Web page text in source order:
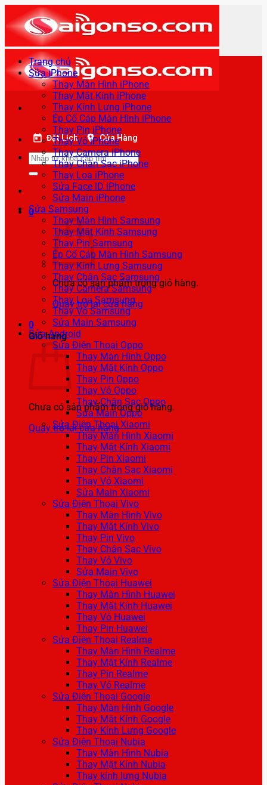
qua
nội
dung
Đặt Lịch Cửa Hàng
Tìm
kiếm:
0
Chưa có sản phẩm trong giỏ hàng.
Quay trở lại cửa hàng
0
Giỏ hàng
Chưa có sản phẩm trong giỏ hàng.
Quay trở lại cửa hàng
Trang chủ
Sửa iPhone
Thay Màn Hình iPhone
Thay Mặt Kính iPhone
Thay Kính Lưng iPhone
Ép Cổ Cáp Màn Hình iPhone
Thay Pin iPhone
Thay Vỏ iPhone
Thay Camera iPhone
Thay Chân Sạc iPhone
Thay Loa iPhone
Sửa Face ID iPhone
Sửa Main iPhone
Sửa Samsung
Thay Màn Hình Samsung
Thay Mặt Kính Samsung
Thay Pin Samsung
Ép Cổ Cáp Màn Hình Samsung
Thay Kính Lưng Samsung
Thay Chân Sạc Samsung
Thay Camera Samsung
Thay Loa Samsung
Thay Vỏ Samsung
Sửa Main Samsung
Sửa Android
Sửa Điện Thoại Oppo
Thay Màn Hình Oppo
Thay Mặt Kính Oppo
Thay Pin Oppo
Thay Vỏ Oppo
Thay Chân Sạc Oppo
Sửa Main Oppo
Sửa Điện Thoại Xiaomi
Thay Màn Hình Xiaomi
Thay Mặt Kính Xiaomi
Thay Pin Xiaomi
Thay Chân Sạc Xiaomi
Thay Vỏ Xiaomi
Sửa Main Xiaomi
Sửa Điện Thoại Vivo
Thay Màn Hình Vivo
Thay Mặt Kính Vivo
Thay Pin Vivo
Thay Chân Sạc Vivo
Thay Vỏ Vivo
Sửa Main Vivo
Sửa Điện Thoại Huawei
Thay Màn Hình Huawei
Thay Mặt Kính Huawei
Thay Vỏ Huawei
Thay Pin Huawei
Sửa Điện Thoại Realme
Thay Màn Hình Realme
Thay Mặt Kính Realme
Thay Pin Realme
Thay Vỏ Realme
Sửa Điện Thoại Google
Thay Màn Hình Google
Thay Mặt Kính Google
Thay Kính Lưng Google
Sửa Điện Thoại Nubia
Thay Màn Hình Nubia
Thay Mặt Kính Nubia
Thay kính lưng Nubia